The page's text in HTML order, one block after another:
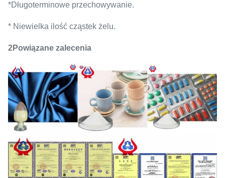
*Długoterminowe przechowywanie.
* Niewielka ilość cząstek żelu.
2Powiązane zalecenia